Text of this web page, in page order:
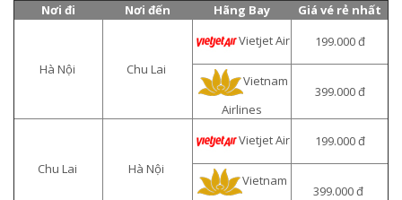
Nơi đi Nơi đến Hãng Bay Giá vé rẻ nhất
Hà Nội Chu Lai
Vietjet Air 199.000 đ
Vietnam
Airlines
399.000 đ
Chu Lai Hà Nội
Vietjet Air 199.000 đ
Vietnam
399.000 đ